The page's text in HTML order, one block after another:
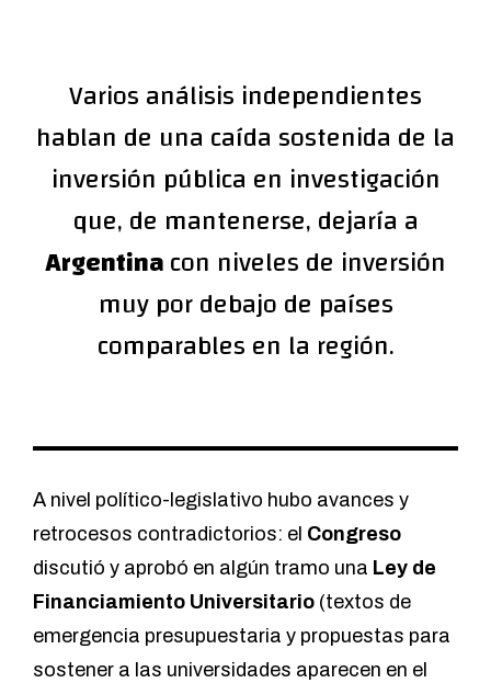
Varios análisis independientes
hablan de una caída sostenida de la
inversión pública en investigación
que, de mantenerse, dejaría a
Argentinacon niveles de inversión
muy por debajo de países
comparables en la región.
A nivel político-legislativo hubo avances y
retrocesos contradictorios: el Congreso
discutió y aprobó en algún tramo una Ley de
Financiamiento Universitario (textos de
emergencia presupuestaria y propuestas para
sostener a las universidades aparecen en el